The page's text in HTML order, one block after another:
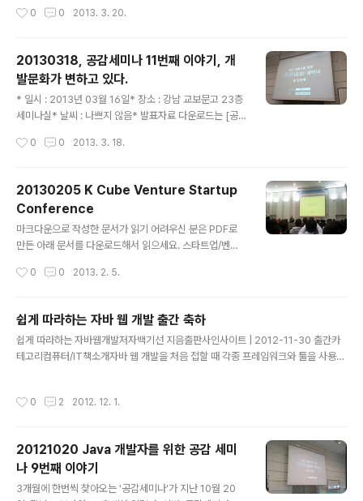
n the past, Commerce기술의..
보내기'라는 항목이 언제 생겼는지는 모르겠는데, 일단 클
라.'라는 건데... 뭔소릴까? 가보니, 구글에서 사용한 서비스
들과 관련된 서비스 항목들을 확인할 수 있다. ㅡ_-)> 흐
음...구글리더 OPML 파일을 다운로드 받으려고 '리더'를
선택한 후 [보관함 만들기]를 클릭한다. 이 화면에서 서비
스를 선택하고 [보관함 만들기]를 선택하지 않고 [다운로
들기]에서 보관함은 '내가 내려받을 파일을 압축파일 형태
0 0 2013. 3. 20.
20130318, 공감세미나 11번째 이야기, 개
발문화가 변하고 있다.
* 일시 : 2013년 03월 16일* 장소 : 강남 교보문고 23층
세미나실* 날씨 : 나쁘지 않음* 발표자료 다운로드는 [공
m/groups/259972190680391/)에서* 공감세미나
발표순서* 발표자 : 임성현(KSUG, 스펙트라) / 이경환(스
펙트라) * Content1. 동기 - 부하/성능테스트2. 성능/부
하 툴 소개3. 설치 가이드4. 활용 가이드5. 병목 발견 및 조
치6. 여러가지 함정들7. 활용팁 ### 내용* 오픈소스로 되
가 쉽지 않다. 설치가이드를 제..
0 0 2013. 3. 18.
20130205 K Cube Venture Startup
Conference
마크다운으로 작성한 문서가 읽기 어려우신 분은 PDF로
만든 아래 문서를 다운로드해서 읽으세요. 스타트업/벤처
1400 장소 : 이화여대 ECC 이삼봉홀 2013년에는 IT분
다. IT는 또 한번의 성장기를 맞이했고, 정부의 지원강화를
통해서 또 한번의 ’눈 먼 돈을 노리는 자들도 찾아드는 거품
의 시대’가 찾아올지도 모른다. 기존에 내가 알고 있던 것과
는 다르게 많은 사람들이 ’스타트업(주로 모바일 앱을 통한
의 도전정신을 자극하는 분야가 아닐까? 이렇게 말하니까
0 0 2013. 2. 5.
쉽게 따라하는 자바 웹 개발 출간 축하
쉽게 따라하는 자바웹개발저자백기선 지음출판사인사이트 | 2012-11-30 출간카
테고리컴퓨터/IT책소개자바 웹 개발을 처음 접할 때 각종 프레임워크와 툴을 사용하
합니다.우연찮은 기회로 저 책의 리뷰를 함께할 수 있었습니다. 아는 분들이 많아지
많이 찾아오게 되네요. ^^ 저 역시도 언제고 책을 써보겠다는 욕심을 품고 있는사람
인지라, 이렇게 베타리뷰어로 참여하면서 글을 쓰시는 분들을 곁에서 관찰할 기회를
많이 노리고 있습니다. 이 책은 '자바 웹 개발'에 관..
0 2 2012. 12. 1.
20121020 Java 개발자를 위한 공감 세미
나 9번째 이야기
3개월에 한번씩 찾아오는 '공감세미나'가 지난 10월 20